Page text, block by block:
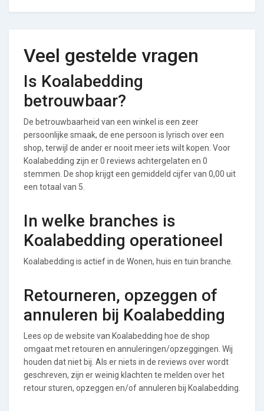
Veel gestelde vragen
Is Koalabedding
betrouwbaar?
De betrouwbaarheid van een winkel is een zeer
persoonlijke smaak, de ene persoon is lyrisch over een
shop, terwijl de ander er nooit meer iets wilt kopen. Voor
Koalabedding zijn er 0 reviews achtergelaten en 0
stemmen. De shop krijgt een gemiddeld cijfer van 0,00 uit
een totaal van 5.
In welke branches is
Koalabedding operationeel
Koalabedding is actief in de Wonen, huis en tuin branche.
Retourneren, opzeggen of
annuleren bij Koalabedding
Lees op de website van Koalabedding hoe de shop
omgaat met retouren en annuleringen/opzeggingen. Wij
houden dat niet bij. Als er niets in de reviews over wordt
geschreven, zijn er weinig klachten te melden over het
retour sturen, opzeggen en/of annuleren bij Koalabedding.